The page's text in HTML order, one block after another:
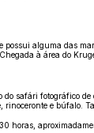
alguma das
à área do
safári fotográfico
e búfalo.